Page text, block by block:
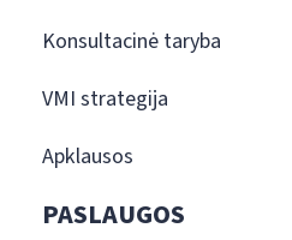
Konsultacinė taryba
VMI strategija
Apklausos
PASLAUGOS